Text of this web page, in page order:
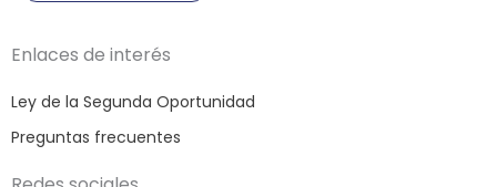
Enlaces de interés
Ley de la Segunda Oportunidad
Preguntas frecuentes